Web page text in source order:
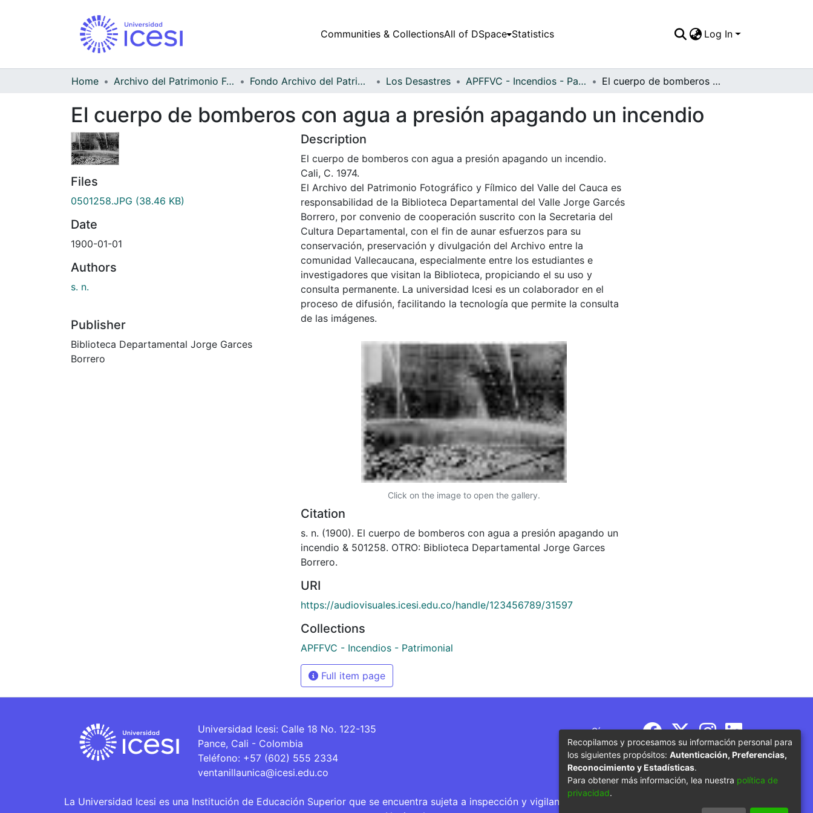
Communities & CollectionsAll of DSpace Statistics Log In
Home Archivo del Patrimonio Fotográfico y Fílmico del Valle del Cauca Fondo Archivo del Patrimonio Fotográfico y Fílmico del Valle del Cauca Los Desastres APFFVC - Incendios - Patrimonial El cuerpo de bomberos con agua a presión apagando un incendio
El cuerpo de bomberos con agua a presión apagando un incendio
Files
0501258.JPG (38.46 KB)
Date
1900-01-01
Authors
s. n.
Publisher
Biblioteca Departamental Jorge Garces
Borrero
Description
El cuerpo de bomberos con agua a presión apagando un incendio.
Cali, C. 1974.
El Archivo del Patrimonio Fotográfico y Fílmico del Valle del Cauca es
responsabilidad de la Biblioteca Departamental del Valle Jorge Garcés
Borrero, por convenio de cooperación suscrito con la Secretaria del
Cultura Departamental, con el fin de aunar esfuerzos para su
conservación, preservación y divulgación del Archivo entre la
comunidad Vallecaucana, especialmente entre los estudiantes e
investigadores que visitan la Biblioteca, propiciando el su uso y
consulta permanente. La universidad Icesi es un colaborador en el
proceso de difusión, facilitando la tecnología que permite la consulta
de las imágenes.
Click on the image to open the gallery.
Citation
s. n. (1900). El cuerpo de bomberos con agua a presión apagando un
incendio & 501258. OTRO: Biblioteca Departamental Jorge Garces
Borrero.
URI
https://audiovisuales.icesi.edu.co/handle/123456789/31597
Collections
APFFVC - Incendios - Patrimonial
Full item page
Universidad Icesi: Calle 18 No. 122-135
Pance, Cali - Colombia
Teléfono: +57 (602) 555 2334
ventanillaunica@icesi.edu.co
Síguenos
La Universidad Icesi es una Institución de Educación Superior que se encuentra sujeta a inspección y vigilancia por parte del Ministerio de Educación
Recopilamos y procesamos su información personal para
los siguientes propósitos: Autenticación, Preferencias,
Reconocimiento y Estadísticas.
Para obtener más información, lea nuestra política de
privacidad.